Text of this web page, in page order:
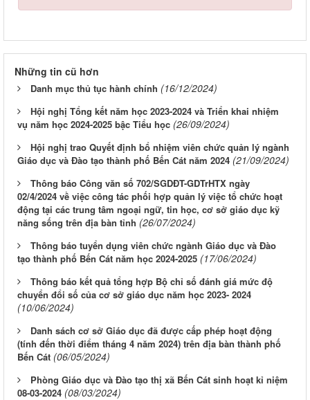
Những tin cũ hơn
Danh mục thủ tục hành chính (16/12/2024)
Hội nghị Tổng kết năm học 2023-2024 và Triển khai nhiệm
vụ năm học 2024-2025 bậc Tiểu học (26/09/2024)
Hội nghị trao Quyết định bổ nhiệm viên chức quản lý ngành
Giáo dục và Đào tạo thành phố Bến Cát năm 2024 (21/09/2024)
Thông báo Công văn số 702/SGDĐT-GDTrHTX ngày
02/4/2024 về việc công tác phối hợp quản lý việc tổ chức hoạt
động tại các trung tâm ngoại ngữ, tin học, cơ sở giáo dục kỹ
năng sống trên địa bàn tỉnh (26/07/2024)
Thông báo tuyển dụng viên chức ngành Giáo dục và Đào
tạo thành phố Bến Cát năm học 2024-2025 (17/06/2024)
Thông báo kết quả tổng hợp Bộ chỉ số đánh giá mức độ
chuyển đổi số của cơ sở giáo dục năm học 2023- 2024
(10/06/2024)
Danh sách cơ sở Giáo dục đã được cấp phép hoạt động
(tính đến thời điểm tháng 4 năm 2024) trên địa bàn thành phố
Bến Cát (06/05/2024)
Phòng Giáo dục và Đào tạo thị xã Bến Cát sinh hoạt kỉ niệm
08-03-2024 (08/03/2024)